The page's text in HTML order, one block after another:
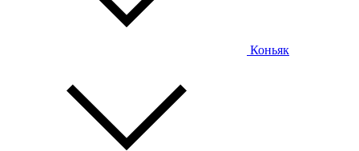
Коньяк